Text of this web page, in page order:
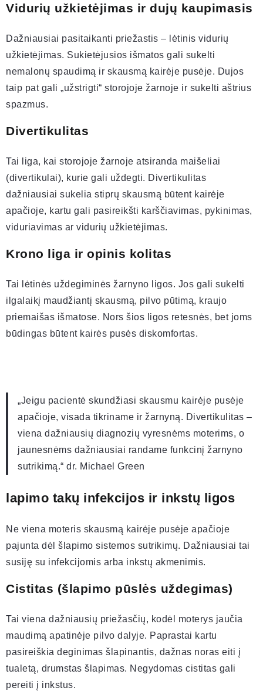
Vidurių užkietėjimas ir dujų kaupimasis
Dažniausiai pasitaikanti priežastis – lėtinis vidurių
užkietėjimas. Sukietėjusios išmatos gali sukelti
nemalonų spaudimą ir skausmą kairėje pusėje. Dujos
taip pat gali „užstrigti“ storojoje žarnoje ir sukelti aštrius
spazmus.
Divertikulitas
Tai liga, kai storojoje žarnoje atsiranda maišeliai
(divertikulai), kurie gali uždegti. Divertikulitas
dažniausiai sukelia stiprų skausmą būtent kairėje
apačioje, kartu gali pasireikšti karščiavimas, pykinimas,
viduriavimas ar vidurių užkietėjimas.
Krono liga ir opinis kolitas
Tai lėtinės uždegiminės žarnyno ligos. Jos gali sukelti
ilgalaikį maudžiantį skausmą, pilvo pūtimą, kraujo
priemaišas išmatose. Nors šios ligos retesnės, bet joms
būdingas būtent kairės pusės diskomfortas.
„Jeigu pacientė skundžiasi skausmu kairėje pusėje
apačioje, visada tikriname ir žarnyną. Divertikulitas –
viena dažniausių diagnozių vyresnėms moterims, o
jaunesnėms dažniausiai randame funkcinį žarnyno
sutrikimą.“ dr. Michael Green
lapimo takų infekcijos ir inkstų ligos
Ne viena moteris skausmą kairėje pusėje apačioje
pajunta dėl šlapimo sistemos sutrikimų. Dažniausiai tai
susiję su infekcijomis arba inkstų akmenimis.
Cistitas (šlapimo pūslės uždegimas)
Tai viena dažniausių priežasčių, kodėl moterys jaučia
maudimą apatinėje pilvo dalyje. Paprastai kartu
pasireiškia deginimas šlapinantis, dažnas noras eiti į
tualetą, drumstas šlapimas. Negydomas cistitas gali
pereiti į inkstus.